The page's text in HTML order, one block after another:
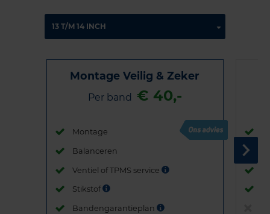
Montage Veilig & Zeker
Per band € 40,-
Montage
Balanceren
Ventiel of TPMS service
Stikstof
Bandengarantieplan